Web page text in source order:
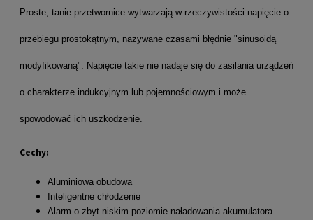
Proste, tanie przetwornice wytwarzają w rzeczywistości napięcie o
przebiegu prostokątnym, nazywane czasami błędnie "sinusoidą
modyfikowaną". Napięcie takie nie nadaje się do zasilania urządzeń
o charakterze indukcyjnym lub pojemnościowym i może
spowodować ich uszkodzenie.
Cechy:
Aluminiowa obudowa
Inteligentne chłodzenie
Alarm o zbyt niskim poziomie naładowania akumulatora